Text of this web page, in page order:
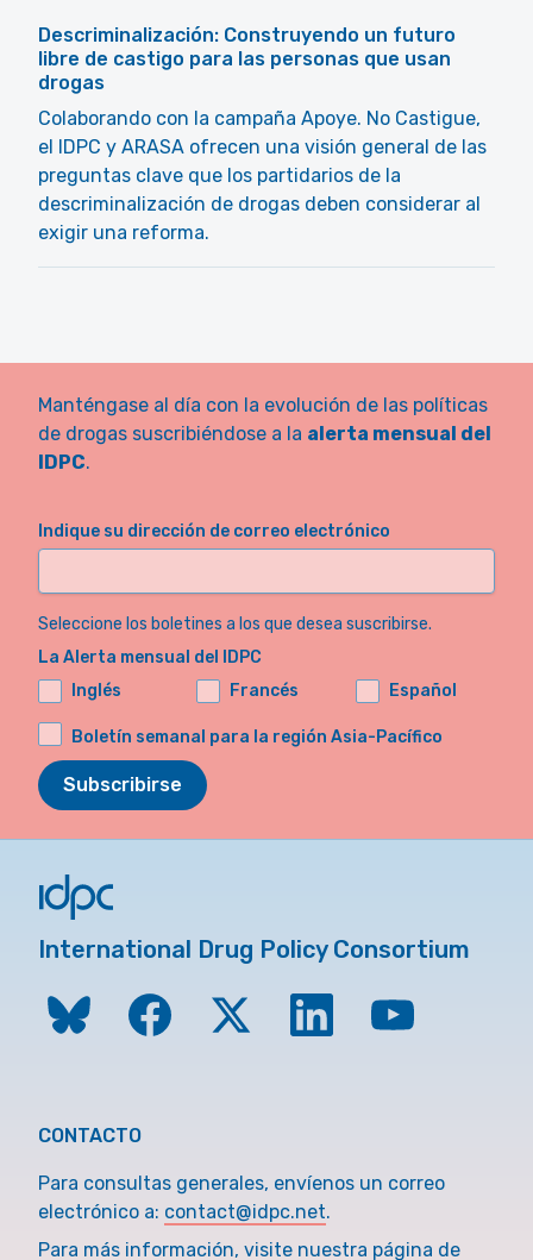
Descriminalización: Construyendo un futuro
libre de castigo para las personas que usan
drogas
Colaborando con la campaña Apoye. No Castigue,
el IDPC y ARASA ofrecen una visión general de las
preguntas clave que los partidarios de la
descriminalización de drogas deben considerar al
exigir una reforma.
Manténgase al día con la evolución de las políticas
de drogas suscribiéndose a la alerta mensual del
IDPC.
Indique su dirección de correo electrónico
Seleccione los boletines a los que desea suscribirse.
La Alerta mensual del IDPC
Inglés
Francés Español
Boletín semanal para la región Asia-Pacífico
Subscribirse
International Drug Policy Consortium
CONTACTO
Para consultas generales, envíenos un correo
electrónico a: contact@idpc.net.
Para más información, visite nuestra página de